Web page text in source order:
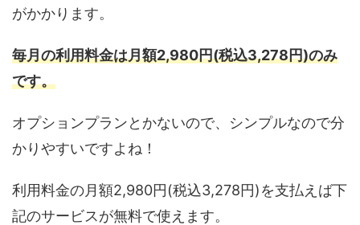
がかかります。
毎月の利用料金は月額2,980円(税込3,278円)のみ
です。
オプションプランとかないので、シンプルなので分
かりやすいですよね！
利用料金の月額2,980円(税込3,278円)を支払えば下
記のサービスが無料で使えます。